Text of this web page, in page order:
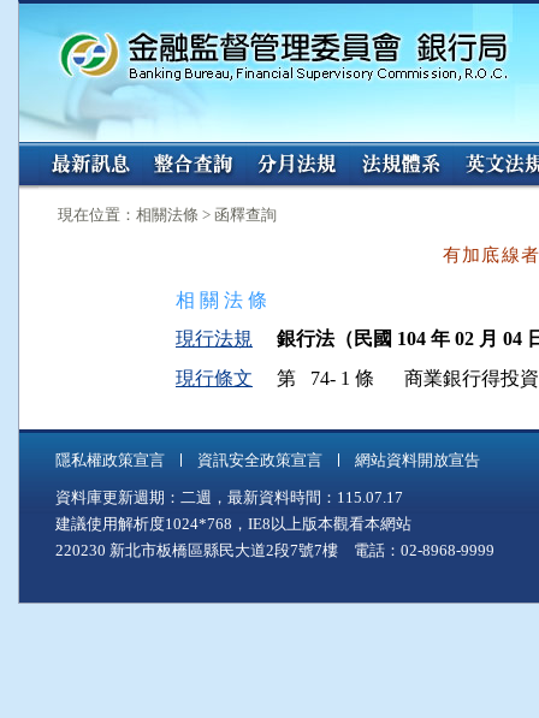
:::
現在位置：相關法條 > 函釋查詢
有加底線
相 關 法 條
現行法規
銀行法（民國 104 年 02 月 04
現行條文
第 74- 1 條 商業銀行得投
隱私權政策宣言 資訊安全政策宣言 網站資料開放宣告
資料庫更新週期：二週，最新資料時間：115.07.17
建議使用解析度1024*768，IE8以上版本觀看本網站
220230 新北市板橋區縣民大道2段7號7樓 電話：02-8968-9999